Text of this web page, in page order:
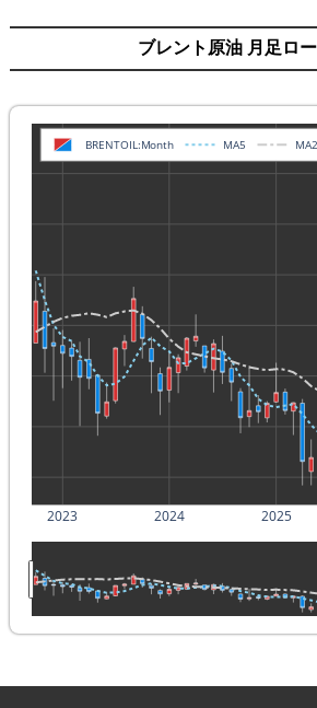
ブレント原油 月足ロ
2023 2024 2025
BRENTOIL:Month MA5